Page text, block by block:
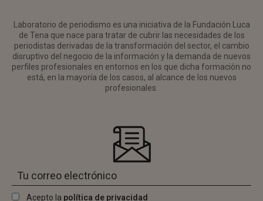
Laboratorio de periodismo es una iniciativa de la Fundación Luca
de Tena que nace para tratar de cubrir las necesidades de los
periodistas derivadas de la transformación del sector, el cambio
disruptivo del negocio de la información y la demanda de nuevos
perfiles profesionales en entornos en los que dicha formación no
está, en la mayoría de los casos, al alcance de los nuevos
profesionales.
Acepto la política de privacidad